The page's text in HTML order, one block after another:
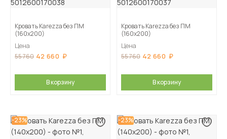
Кровать Karezza без ПМ
(160х200)
Цена
55 760 42 660
В корзину
Кровать Karezza без ПМ
(160х200)
Цена
55 760 42 660
В корзину
-23% -23%